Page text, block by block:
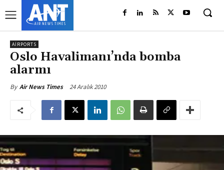
AIRPORTS
Oslo Havalimanı’nda bomba
alarmı
By Air News Times 24 Aralık 2010